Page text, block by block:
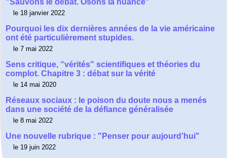
"Sauvons le débat. Osons la nuance"
le 18 janvier 2022
Pourquoi les dix dernières années de la vie américaine
ont été particulièrement stupides.
le 7 mai 2022
Sens critique, “vérités" scientifiques et théories du
complot. Chapitre 3 : débat sur la vérité
le 14 mai 2020
Réseaux sociaux : le poison du doute nous a menés
dans une société de la défiance généralisée
le 8 mai 2022
Une nouvelle rubrique : "Penser pour aujourd’hui"
le 19 juin 2022